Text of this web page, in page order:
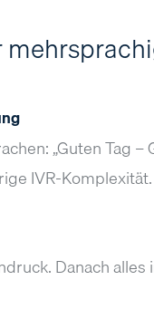
„Guten Tag
IVR-Komplexität.
Danach